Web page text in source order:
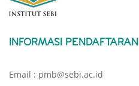
INFORMASI PENDAFTARAN
Email : pmb@sebi.ac.id